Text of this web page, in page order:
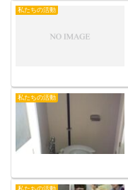
私たちの活動
私たちの活動